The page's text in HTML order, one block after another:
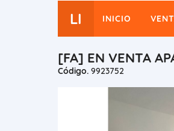
LI INICIO
[FA] EN VENTA
Código. 9923752